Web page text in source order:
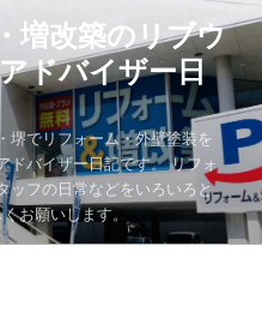
増改築のリブウ
ドバイザー日
堺でリフォーム・外壁塗装を
ドバイザー日記です。 リフォ
ッフの日常などをいろいろと
お願いします。